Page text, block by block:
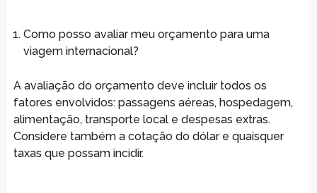
Como posso avaliar meu orçamento para uma
viagem internacional?
A avaliação do orçamento deve incluir todos os
fatores envolvidos: passagens aéreas, hospedagem,
alimentação, transporte local e despesas extras.
Considere também a cotação do dólar e quaisquer
taxas que possam incidir.